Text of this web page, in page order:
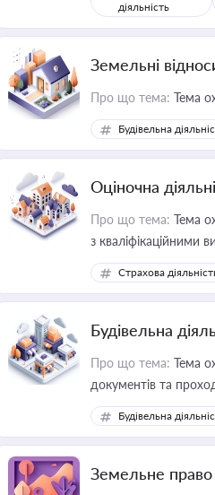
діяльність
Земельні
Про що тема: Тема
Будівельна
Оціночна
Про що тема: Тема
з кваліфікаційними
медійних змін у цій
приватизації,
Страхова
Будівельна
Про що тема: Тема
документів та
Будівельна
Земельне право